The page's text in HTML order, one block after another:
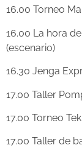
16.00 Torneo
16.00 La hora
(escenario)
16.30 Jenga
17.00 Taller
17.00 Torneo
17.00 Taller de